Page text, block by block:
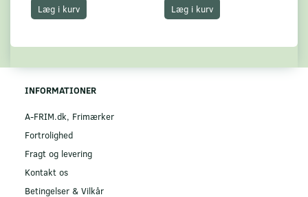
Læg i kurv Læg i kurv
INFORMATIONER
A-FRIM.dk, Frimærker
Fortrolighed
Fragt og levering
Kontakt os
Betingelser & Vilkår